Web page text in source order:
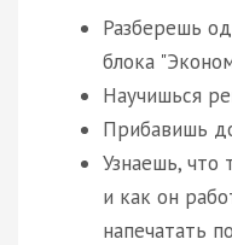
Разберешь
блока
Научишься
Прибавишь
Узнаешь, что
и как он
напечатать